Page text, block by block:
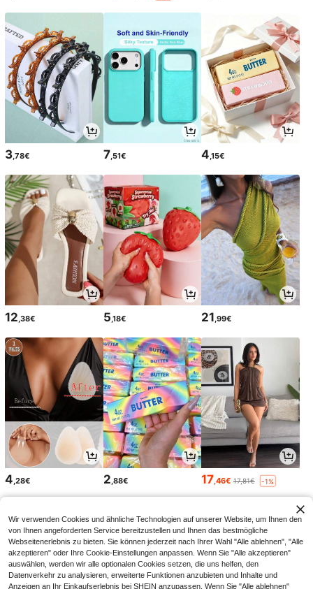
3,78€ 7,51€ 4,15€
12 ,38€ 5 ,18€ 21 ,99€
4 ,28€ 2 ,88€ 17 ,46€ 17,81€ -1%
Wir verwenden Cookies und ähnliche Technologien auf unserer Website, um Ihnen den
von Ihnen angeforderten Service bereitzustellen und Ihnen das bestmögliche
Webseitenerlebnis zu bieten. Sie können jederzeit nach Ihrer Wahl "Alle ablehnen", "Alle
akzeptieren" oder Ihre Cookie-Einstellungen anpassen. Wenn Sie "Alle akzeptieren"
auswählen, werden wir alle optionalen Cookies setzen, die uns helfen, den
Datenverkehr zu analysieren, erweiterte Funktionen anzubieten und Inhalte und
Anzeigen an Ihr Einkaufserlebnis bei SHEIN anzupassen. Wenn Sie "Alle ablehnen"